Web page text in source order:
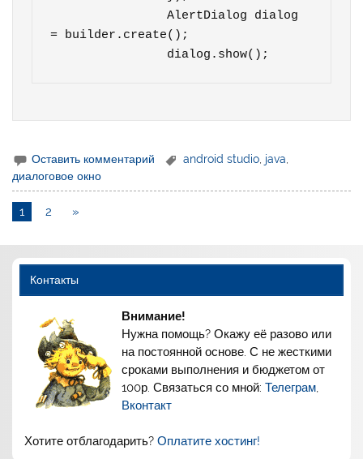
                AlertDialog dialog
= builder.create();
                dialog.show();
Оставить комментарий android studio java
диалоговое окно
1 2 »
Контакты
Внимание!
Нужна помощь? Окажу её разово или
на постоянной основе. С не жесткими
сроками выполнения и бюджетом от
100р. Связаться со мной:Телеграм,
Вконтакт
Хотите отблагодарить?Оплатите хостинг!